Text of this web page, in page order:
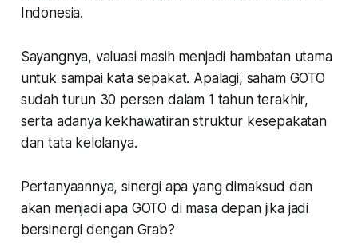
Indonesia.
Sayangnya, valuasi masih menjadi hambatan utama
untuk sampai kata sepakat. Apalagi, saham GOTO
sudah turun 30 persen dalam 1 tahun terakhir,
serta adanya kekhawatiran struktur kesepakatan
dan tata kelolanya.
Pertanyaannya, sinergi apa yang dimaksud dan
akan menjadi apa GOTO di masa depan jika jadi
bersinergi dengan Grab?